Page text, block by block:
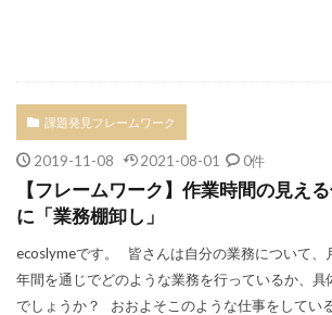
課題発見フレームワーク
2019-11-08 2021-08-01 0件
【フレームワーク】作業時間の見え
に「業務棚卸し」
ecoslymeです。 皆さんは自分の業務について、
年間を通じでどのような業務を行っているか、具
でしょうか？ おおよそこのような仕事をしてい